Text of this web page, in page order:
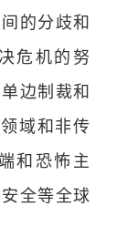
的分歧和
危机的努
边制裁和
域和非传
和恐怖主
全等全球